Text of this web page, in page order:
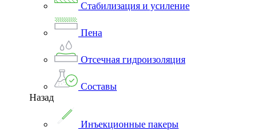
Стабилизация и усиление
Пена
Отсечная гидроизоляция
Составы
Назад
Инъекционные пакеры